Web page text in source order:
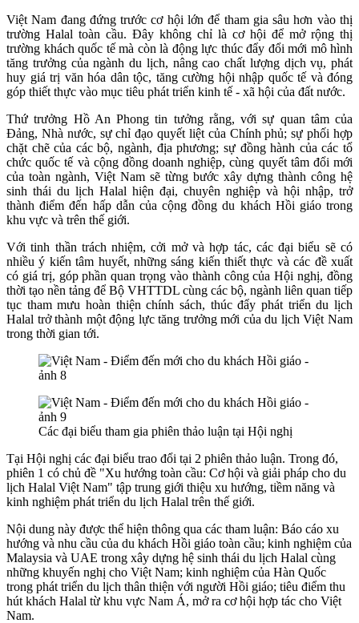
Việt Nam đang đứng trước cơ hội lớn để tham gia sâu hơn vào thị
trường Halal toàn cầu. Đây không chỉ là cơ hội để mở rộng thị
trường khách quốc tế mà còn là động lực thúc đẩy đổi mới mô hình
tăng trưởng của ngành du lịch, nâng cao chất lượng dịch vụ, phát
huy giá trị văn hóa dân tộc, tăng cường hội nhập quốc tế và đóng
góp thiết thực vào mục tiêu phát triển kinh tế - xã hội của đất nước.
Thứ trưởng Hồ An Phong tin tưởng rằng, với sự quan tâm của
Đảng, Nhà nước, sự chỉ đạo quyết liệt của Chính phủ; sự phối hợp
chặt chẽ của các bộ, ngành, địa phương; sự đồng hành của các tổ
chức quốc tế và cộng đồng doanh nghiệp, cùng quyết tâm đổi mới
của toàn ngành, Việt Nam sẽ từng bước xây dựng thành công hệ
sinh thái du lịch Halal hiện đại, chuyên nghiệp và hội nhập, trở
thành điểm đến hấp dẫn của cộng đồng du khách Hồi giáo trong
khu vực và trên thế giới.
Với tinh thần trách nhiệm, cởi mở và hợp tác, các đại biểu sẽ có
nhiều ý kiến tâm huyết, những sáng kiến thiết thực và các đề xuất
có giá trị, góp phần quan trọng vào thành công của Hội nghị, đồng
thời tạo nền tảng để Bộ VHTTDL cùng các bộ, ngành liên quan tiếp
tục tham mưu hoàn thiện chính sách, thúc đẩy phát triển du lịch
Halal trở thành một động lực tăng trưởng mới của du lịch Việt Nam
trong thời gian tới.
Các đại biểu tham gia phiên thảo luận tại Hội nghị
Tại Hội nghị các đại biểu trao đổi tại 2 phiên thảo luận. Trong đó,
phiên 1 có chủ đề "Xu hướng toàn cầu: Cơ hội và giải pháp cho du
lịch Halal Việt Nam" tập trung giới thiệu xu hướng, tiềm năng và
kinh nghiệm phát triển du lịch Halal trên thế giới.
Nội dung này được thể hiện thông qua các tham luận: Báo cáo xu
hướng và nhu cầu của du khách Hồi giáo toàn cầu; kinh nghiệm của
Malaysia và UAE trong xây dựng hệ sinh thái du lịch Halal cùng
những khuyến nghị cho Việt Nam; kinh nghiệm của Hàn Quốc
trong phát triển du lịch thân thiện với người Hồi giáo; tiêu điểm thu
hút khách Halal từ khu vực Nam Á, mở ra cơ hội hợp tác cho Việt
Nam.